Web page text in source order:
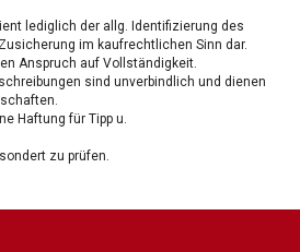
lediglich der allg. Identifizierung des
im kaufrechtlichen Sinn dar.
Anspruch auf Vollständigkeit.
sind unverbindlich und dienen
Haftung für Tipp u.
zu prüfen.